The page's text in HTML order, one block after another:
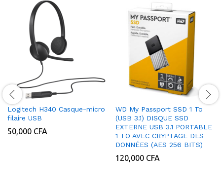
Logitech H340 Casque-micro
filaire USB
50,000 CFA
WD My Passport SSD 1 To
(USB 3.1) DISQUE SSD
EXTERNE USB 3.1 PORTABLE
1 TO AVEC CRYPTAGE DES
DONNÉES (AES 256 BITS)
120,000 CFA